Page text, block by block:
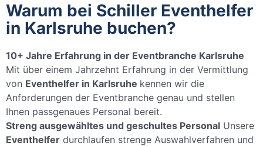
Warum bei Schiller Eventhelfer
in Karlsruhe buchen?
10+ Jahre Erfahrung in der Eventbranche Karlsruhe
Mit über einem Jahrzehnt Erfahrung in der Vermittlung
von Eventhelfer in Karlsruhe kennen wir die
Anforderungen der Eventbranche genau und stellen
Ihnen passgenaues Personal bereit.
Streng ausgewähltes und geschultes Personal Unsere
Eventhelfer durchlaufen strenge Auswahlverfahren und